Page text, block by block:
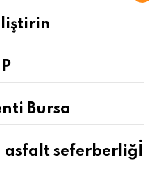
Bursa
asfalt seferberliğİ